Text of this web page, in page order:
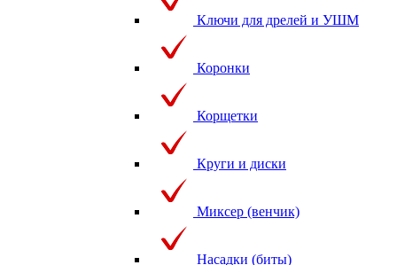
Ключи для дрелей и УШМ
Коронки
Корщетки
Круги и диски
Миксер (венчик)
Насадки (биты)